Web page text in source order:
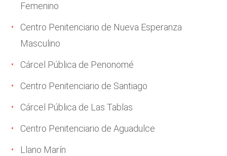
Femenino
Centro Penitenciario de Nueva Esperanza
Masculino
Cárcel Pública de Penonomé
Centro Penitenciario de Santiago
Cárcel Pública de Las Tablas
Centro Penitenciario de Aguadulce
Llano Marín